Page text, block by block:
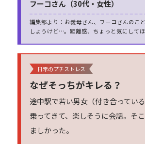
フーコさん（30代・女性）
編集部より：お義母さん、フーコさんのこ
しょうけど…。距離感、ちょっと気にしてほ
日常のプチストレス
なぜそっちがキレる？
途中駅で若い男女（付き合ってい
乗ってきて、楽しそうに会話。そ
ましかった。